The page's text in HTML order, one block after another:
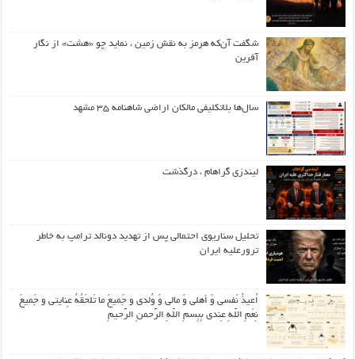
شگفت آن‌که هرمز به نقش زمین ، نماید چو «هشت» از نگار
آفرین
سال‌ها بلاتکلیفی مالکان اراضی شاهنامه ۳۵ مشهد
لیندزی گراهام ، درگذشت
تحلیل سناریوی احتمالی پس از تهدید دونالد ترامپ به خاطر
ترورعلیه ایران
اُعیذُ نَفسی وَ أهلی وَ مالی وَ وُلدی و جَمیعَ ما تَلحَقُهُ عِنایتی و جَمیعَ
نِعَمِ اللّهِ عِندی بِبِسمِ اللّهِ الرَّحمنِ الرَّحیمِ